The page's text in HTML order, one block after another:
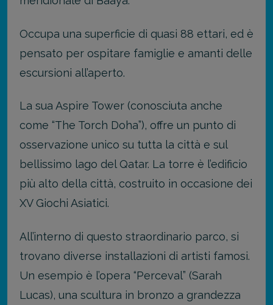
Occupa una superficie di quasi 88 ettari, ed è
pensato per ospitare famiglie e amanti delle
escursioni all’aperto.
La sua Aspire Tower (conosciuta anche
come “The Torch Doha”), offre un punto di
osservazione unico su tutta la città e sul
bellissimo lago del Qatar. La torre è l’edificio
più alto della città, costruito in occasione dei
XV Giochi Asiatici.
All’interno di questo straordinario parco, si
trovano diverse installazioni di artisti famosi.
Un esempio è l’opera “Perceval” (Sarah
Lucas), una scultura in bronzo a grandezza